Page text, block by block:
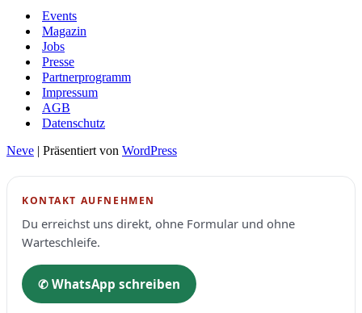
Events
Magazin
Jobs
Presse
Partnerprogramm
Impressum
AGB
Datenschutz
Neve | Präsentiert von WordPress
KONTAKT AUFNEHMEN
Du erreichst uns direkt, ohne Formular und ohne
Warteschleife.
✆ WhatsApp schreiben